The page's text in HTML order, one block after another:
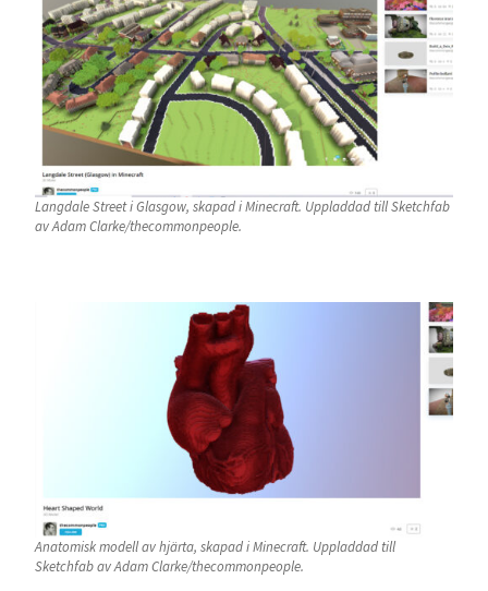
Langdale Street i Glasgow, skapad i Minecraft. Uppladdad till Sketchfab
av Adam Clarke/thecommonpeople.
Anatomisk modell av hjärta, skapad i Minecraft. Uppladdad till
Sketchfab av Adam Clarke/thecommonpeople.